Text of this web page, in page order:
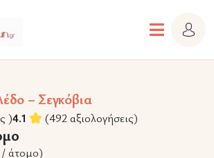
– Σεγκόβια
)4.1 (492 αξιολογήσεις)
άτομο)